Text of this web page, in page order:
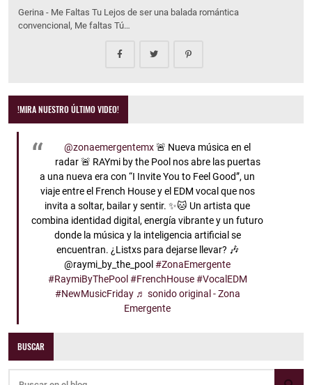
Gerina - Me Faltas Tu Lejos de ser una balada romántica
convencional, Me faltas Tú…
!MIRA NUESTRO ÚLTIMO VIDEO!
@zonaemergentemx🚨 Nueva música en el
radar 🚨 RAYmi by the Pool nos abre las puertas
a una nueva era con “I Invite You to Feel Good”, un
viaje entre el French House y el EDM vocal que nos
invita a soltar, bailar y sentir. ✨🐱 Un artista que
combina identidad digital, energía vibrante y un futuro
donde la música y la inteligencia artificial se
encuentran. ¿Listxs para dejarse llevar? 🎶
@raymi_by_the_pool #ZonaEmergente
#RaymiByThePool #FrenchHouse #VocalEDM
#NewMusicFriday ♬ sonido original - Zona
Emergente
BUSCAR